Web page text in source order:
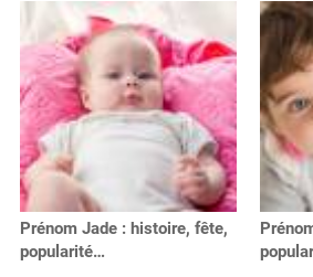
Prénom Jade : histoire, fête,
popularité…